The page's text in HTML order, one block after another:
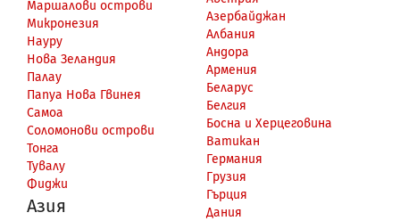
Маршалови острови
Микронезия
Науру
Нова Зеландия
Палау
Папуа Нова Гвинея
Самоа
Соломонови острови
Тонга
Тувалу
Фиджи
Азия
Азербайджан
Албания
Андора
Армения
Беларус
Белгия
Босна и Херцеговина
Ватикан
Германия
Грузия
Гърция
Дания